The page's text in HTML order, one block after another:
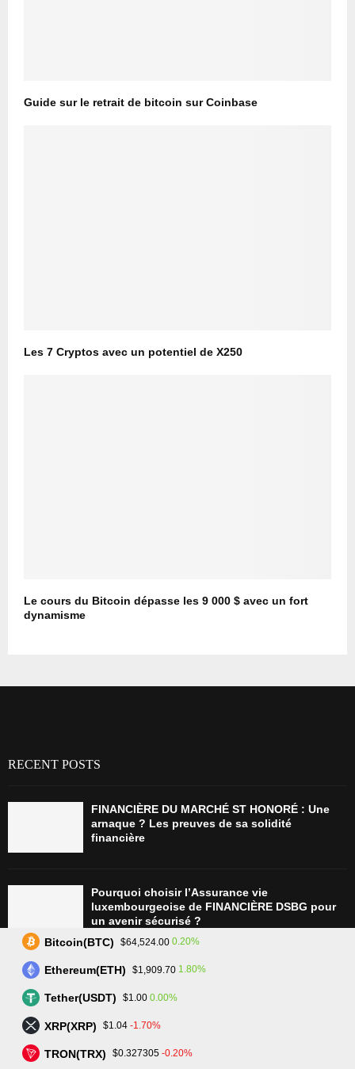
Guide sur le retrait de bitcoin sur Coinbase
Les 7 Cryptos avec un potentiel de X250
Le cours du Bitcoin dépasse les 9 000 $ avec un fort
dynamisme
RECENT POSTS
FINANCIÈRE DU MARCHÉ ST HONORÉ : Une
arnaque ? Les preuves de sa solidité
financière
Pourquoi choisir l’Assurance vie
luxembourgeoise de FINANCIÈRE DSBG pour
un avenir sécurisé ?
Tradez plus intelligemment avec Assetarion :
L’avenir du trading : SmartPortfolio Trading, la
Bitcoin(BTC) $64,524.00 0.20%
Ethereum(ETH) $1,909.70 1.80%
Tether(USDT) $1.00 0.00%
XRP(XRP) $1.04 -1.70%
TRON(TRX) $0.327305 -0.20%